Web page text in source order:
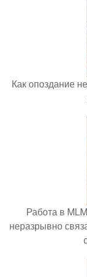
Как опоздание
Работа в
неразрывно